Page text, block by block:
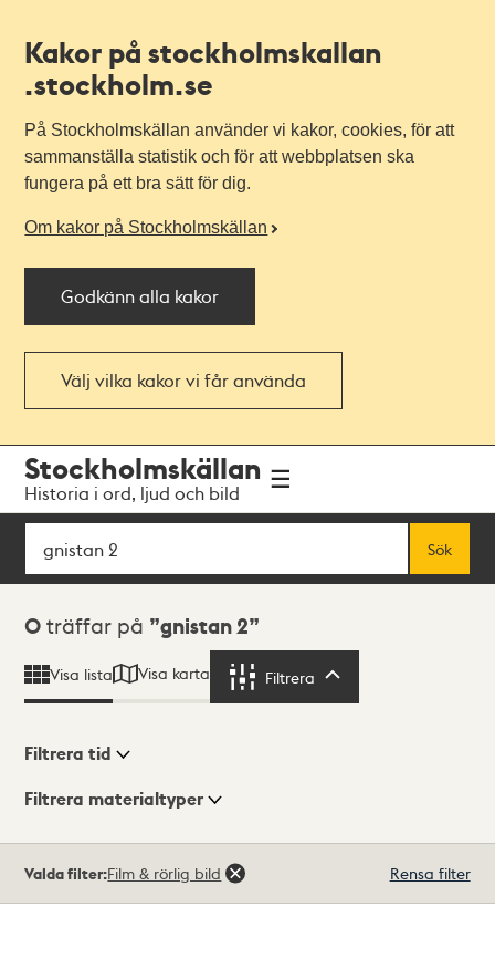
Kakor på stockholmskallan
.stockholm.se
På Stockholmskällan använder vi kakor, cookies, för att
sammanställa statistik och för att webbplatsen ska
fungera på ett bra sätt för dig.
Om kakor på Stockholmskällan
Godkänn alla kakor
Välj vilka kakor vi får använda
navigationen
huvudinnehållet
Stockholmskällan
Historia i ord, ljud och bild
Sök
Sök
Sökresultat
0 träffar på gnistan 2
Visa lista Visa karta Filtrera
Visningsläge
Filtrera tid
Filtrera materialtyper
träffar
Valda filter:Film & rörlig bild Rensa filter